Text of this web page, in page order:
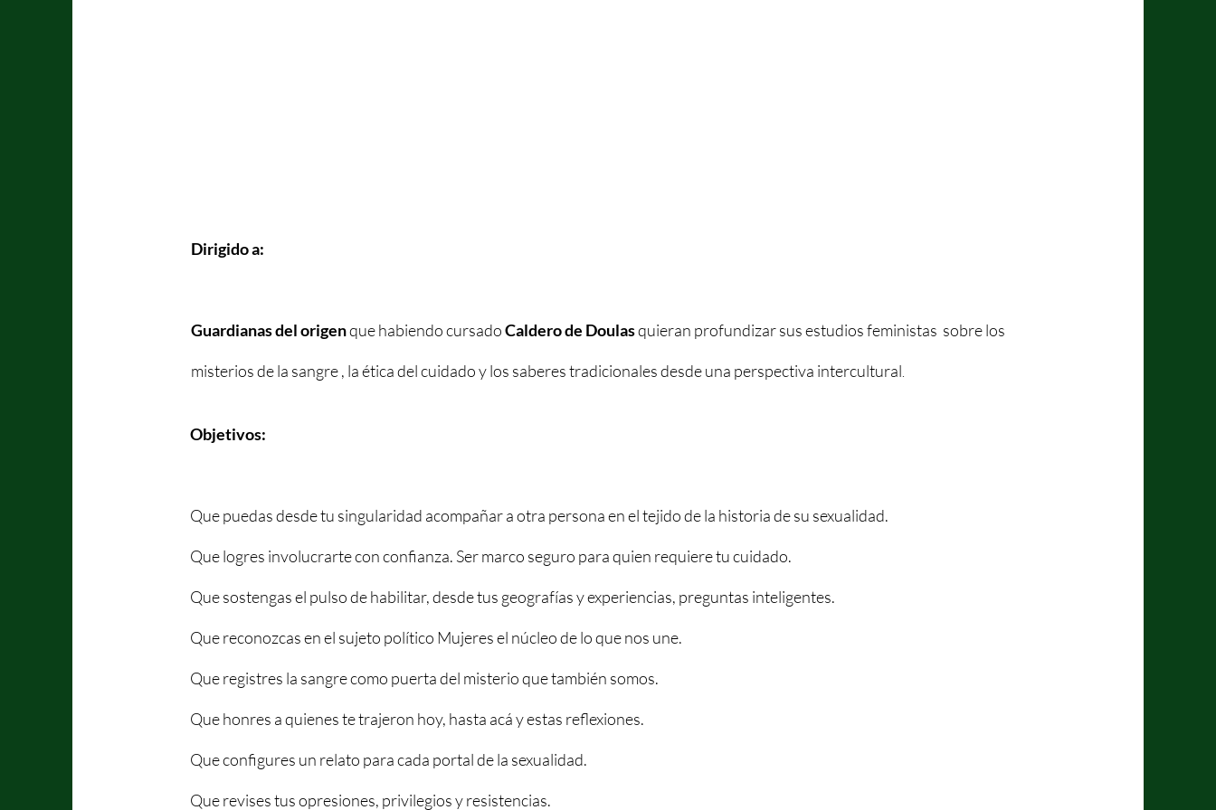
Dirigido a:
Guardianas del origenque habiendo cursadoCaldero de Doulasquieran profundizar sus estudios feministas sobre los
misterios de la sangre , la ética del cuidado y los saberes tradicionales desde una perspectiva intercultural.
Objetivos:
Que puedas desde tu singularidad acompañar a otra persona en el tejido de la historia de su sexualidad.
Que logres involucrarte con confianza. Ser marco seguro para quien requiere tu cuidado.
Que sostengas el pulso de habilitar, desde tus geografías y experiencias, preguntas inteligentes.
Que reconozcas en el sujeto político Mujeres el núcleo de lo que nos une.
Que registres la sangre como puerta del misterio que también somos.
Que honres a quienes te trajeron hoy, hasta acá y estas reflexiones.
Que configures un relato para cada portal de la sexualidad.
Que revises tus opresiones, privilegios y resistencias.